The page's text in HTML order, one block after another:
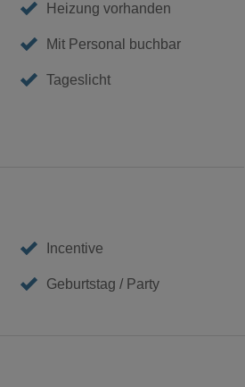
Heizung vorhanden
Mit Personal buchbar
Tageslicht
Incentive
Geburtstag / Party